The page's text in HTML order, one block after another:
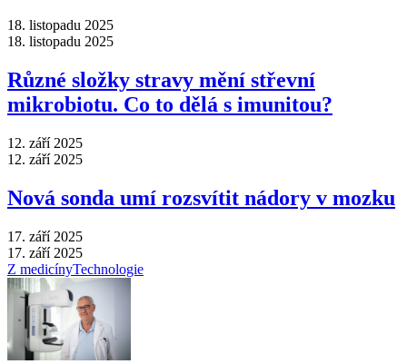
18. listopadu 2025
18. listopadu 2025
Různé složky stravy mění střevní
mikrobiotu. Co to dělá s imunitou?
12. září 2025
12. září 2025
Nová sonda umí rozsvítit nádory v mozku
17. září 2025
17. září 2025
Z medicínyTechnologie